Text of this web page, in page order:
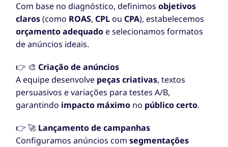
Com base no diagnóstico, definimosobjetivos
claros(como ROAS,CPLouCPA), estabelecemos
orçamento adequadoe selecionamos formatos
de anúncios ideais.
👉 🎨Criação de anúncios
A equipe desenvolve peças criativas, textos
persuasivos e variações para testes A/B,
garantindo impacto máximo no público certo.
👉 🚀 Lançamento de campanhas
Configuramos anúncios comsegmentações